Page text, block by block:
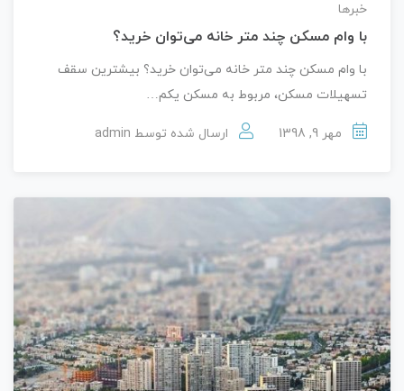
خبرها
با وام مسکن چند متر خانه می‌توان خرید؟
با وام مسکن چند متر خانه می‌توان خرید؟ بیشترین سقف
تسهیلات مسکن، مربوط به مسکن یکم…
مهر 9, 1398 ارسال شده توسط admin